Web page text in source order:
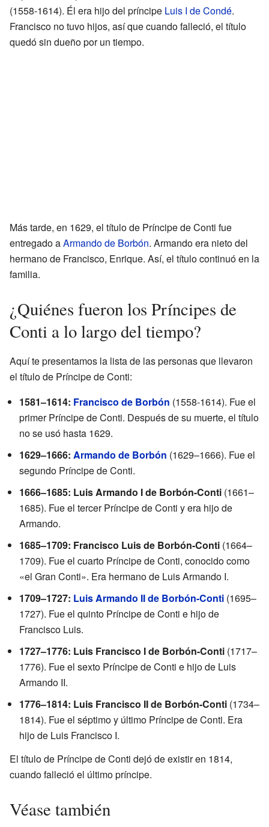
(1558-1614). Él era hijo del príncipe Luis I de Condé.
Francisco no tuvo hijos, así que cuando falleció, el título
quedó sin dueño por un tiempo.
Más tarde, en 1629, el título de Príncipe de Conti fue
entregado aArmando de Borbón. Armando era nieto del
hermano de Francisco, Enrique. Así, el título continuó en la
familia.
¿Quiénes fueron los Príncipes de
Conti a lo largo del tiempo?
Aquí te presentamos la lista de las personas que llevaron
el título de Príncipe de Conti:
1581–1614: Francisco de Borbón (1558-1614). Fue el
primer Príncipe de Conti. Después de su muerte, el título
no se usó hasta 1629.
1629–1666: Armando de Borbón (1629–1666). Fue el
segundo Príncipe de Conti.
1666–1685: Luis Armando I de Borbón-Conti (1661–
1685). Fue el tercer Príncipe de Conti y era hijo de
Armando.
1685–1709: Francisco Luis de Borbón-Conti (1664–
1709). Fue el cuarto Príncipe de Conti, conocido como
«el Gran Conti». Era hermano de Luis Armando I.
1709–1727: Luis Armando II de Borbón-Conti (1695–
1727). Fue el quinto Príncipe de Conti e hijo de
Francisco Luis.
1727–1776: Luis Francisco I de Borbón-Conti (1717–
1776). Fue el sexto Príncipe de Conti e hijo de Luis
Armando II.
1776–1814: Luis Francisco II de Borbón-Conti (1734–
1814). Fue el séptimo y último Príncipe de Conti. Era
hijo de Luis Francisco I.
El título de Príncipe de Conti dejó de existir en 1814,
cuando falleció el último príncipe.
Véase también